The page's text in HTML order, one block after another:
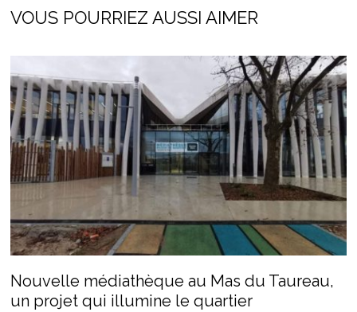
VOUS POURRIEZ AUSSI AIMER
Nouvelle médiathèque au Mas du Taureau,
un projet qui illumine le quartier